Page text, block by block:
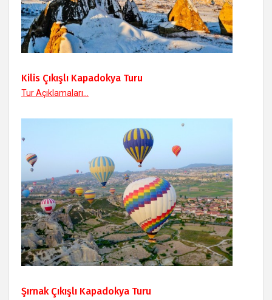
Kilis Çıkışlı Kapadokya Turu
Tur Açıklamaları...
Şırnak Çıkışlı Kapadokya Turu